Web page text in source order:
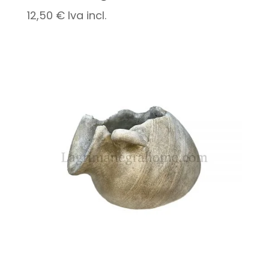
12,50 € Iva incl.